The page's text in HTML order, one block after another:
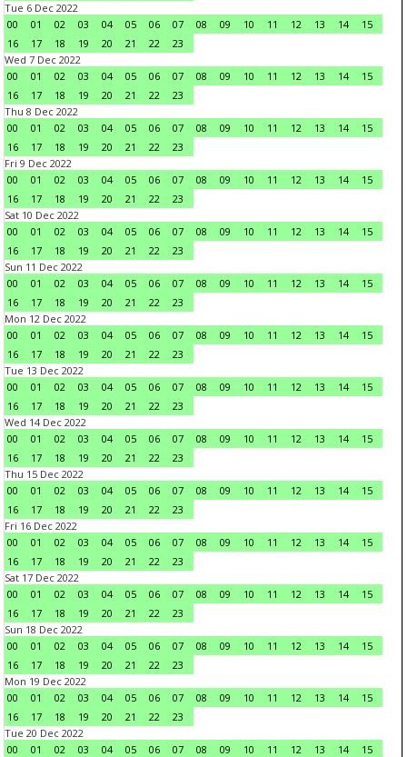
Tue 6 Dec 2022
00
01 02 03 04 05 06 07 08 09 10 11 12 13 14
15
16
17 18 19 20 21 22
23
Wed 7 Dec 2022
00
01 02 03 04 05 06 07 08 09 10 11 12 13 14
15
16
17 18 19 20 21 22
23
Thu 8 Dec 2022
00
01 02 03 04 05 06 07 08 09 10 11 12 13 14
15
16
17 18 19 20 21 22
23
Fri 9 Dec 2022
00
01 02 03 04 05 06 07 08 09 10 11 12 13 14
15
16
17 18 19 20 21 22
23
Sat 10 Dec 2022
00
01 02 03 04 05 06 07 08 09 10 11 12 13 14
15
16
17 18 19 20 21 22
23
Sun 11 Dec 2022
00
01 02 03 04 05 06 07 08 09 10 11 12 13 14
15
16
17 18 19 20 21 22
23
Mon 12 Dec 2022
00
01 02 03 04 05 06 07 08 09 10 11 12 13 14
15
16
17 18 19 20 21 22
23
Tue 13 Dec 2022
00
01 02 03 04 05 06 07 08 09 10 11 12 13 14
15
16
17 18 19 20 21 22
23
Wed 14 Dec 2022
00
01 02 03 04 05 06 07 08 09 10 11 12 13 14
15
16
17 18 19 20 21 22
23
Thu 15 Dec 2022
00
01 02 03 04 05 06 07 08 09 10 11 12 13 14
15
16
17 18 19 20 21 22
23
Fri 16 Dec 2022
00
01 02 03 04 05 06 07 08 09 10 11 12 13 14
15
16
17 18 19 20 21 22
23
Sat 17 Dec 2022
00
01 02 03 04 05 06 07 08 09 10 11 12 13 14
15
16
17 18 19 20 21 22
23
Sun 18 Dec 2022
00
01 02 03 04 05 06 07 08 09 10 11 12 13 14
15
16
17 18 19 20 21 22
23
Mon 19 Dec 2022
00
01 02 03 04 05 06 07 08 09 10 11 12 13 14
15
16
17 18 19 20 21 22
23
Tue 20 Dec 2022
00
01 02 03 04 05 06 07 08 09 10 11 12 13 14
15